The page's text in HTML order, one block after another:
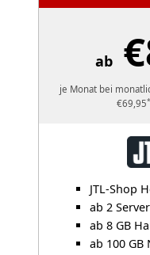
ab
je Monat bei
€69,95*
JTL-Shop
ab 2
ab 8 GB
ab 100 GB